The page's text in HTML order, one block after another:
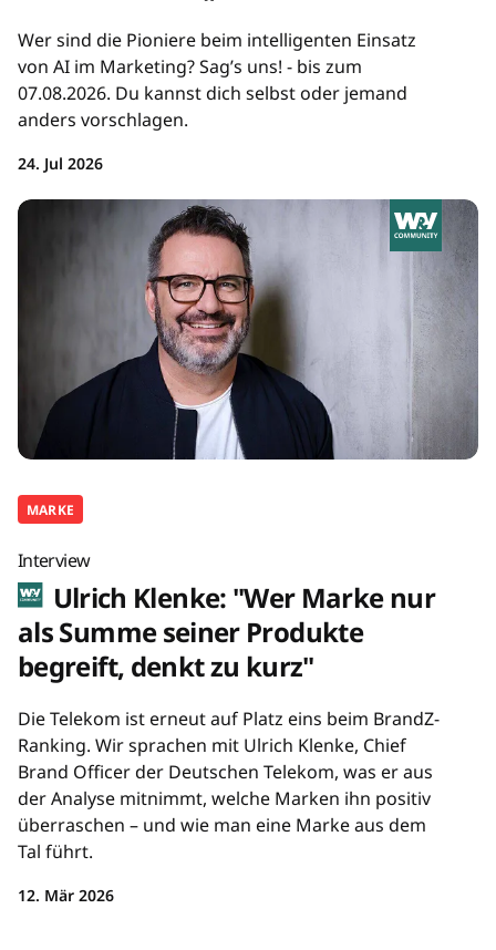
Wer sind die Pioniere beim intelligenten Einsatz
von AI im Marketing? Sag’s uns! - bis zum
07.08.2026. Du kannst dich selbst oder jemand
anders vorschlagen.
24. Jul 2026
MARKE
Interview
Ulrich Klenke: "Wer Marke nur
als Summe seiner Produkte
begreift, denkt zu kurz"
Die Telekom ist erneut auf Platz eins beim BrandZ-
Ranking. Wir sprachen mit Ulrich Klenke, Chief
Brand Officer der Deutschen Telekom, was er aus
der Analyse mitnimmt, welche Marken ihn positiv
überraschen – und wie man eine Marke aus dem
Tal führt.
12. Mär 2026